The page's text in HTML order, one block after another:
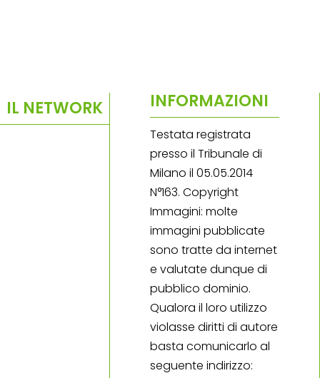
IL NETWORK INFORMAZIONI
Testata registrata
presso il Tribunale di
Milano il 05.05.2014
N°163. Copyright
Immagini: molte
immagini pubblicate
sono tratte da internet
e valutate dunque di
pubblico dominio.
Qualora il loro utilizzo
violasse diritti di autore
basta comunicarlo al
seguente indirizzo: